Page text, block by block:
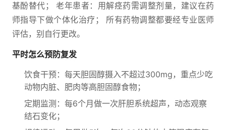
基酚替代； 老年患者：用解痉药需调整剂量，建议在药
师指导下做个体化治疗； 所有药物调整都要经专业医师
评估，别自行更改。
平时怎么预防复发
饮食干预：每天胆固醇摄入不超过300mg，重点少吃
动物内脏、肥肉等高胆固醇食物；
定期监测：每6个月做一次肝胆系统超声，动态观察
结石变化；